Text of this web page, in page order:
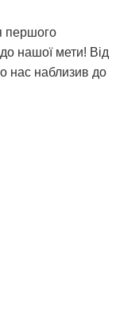
першого
нашої мети! Від
нас наблизив до